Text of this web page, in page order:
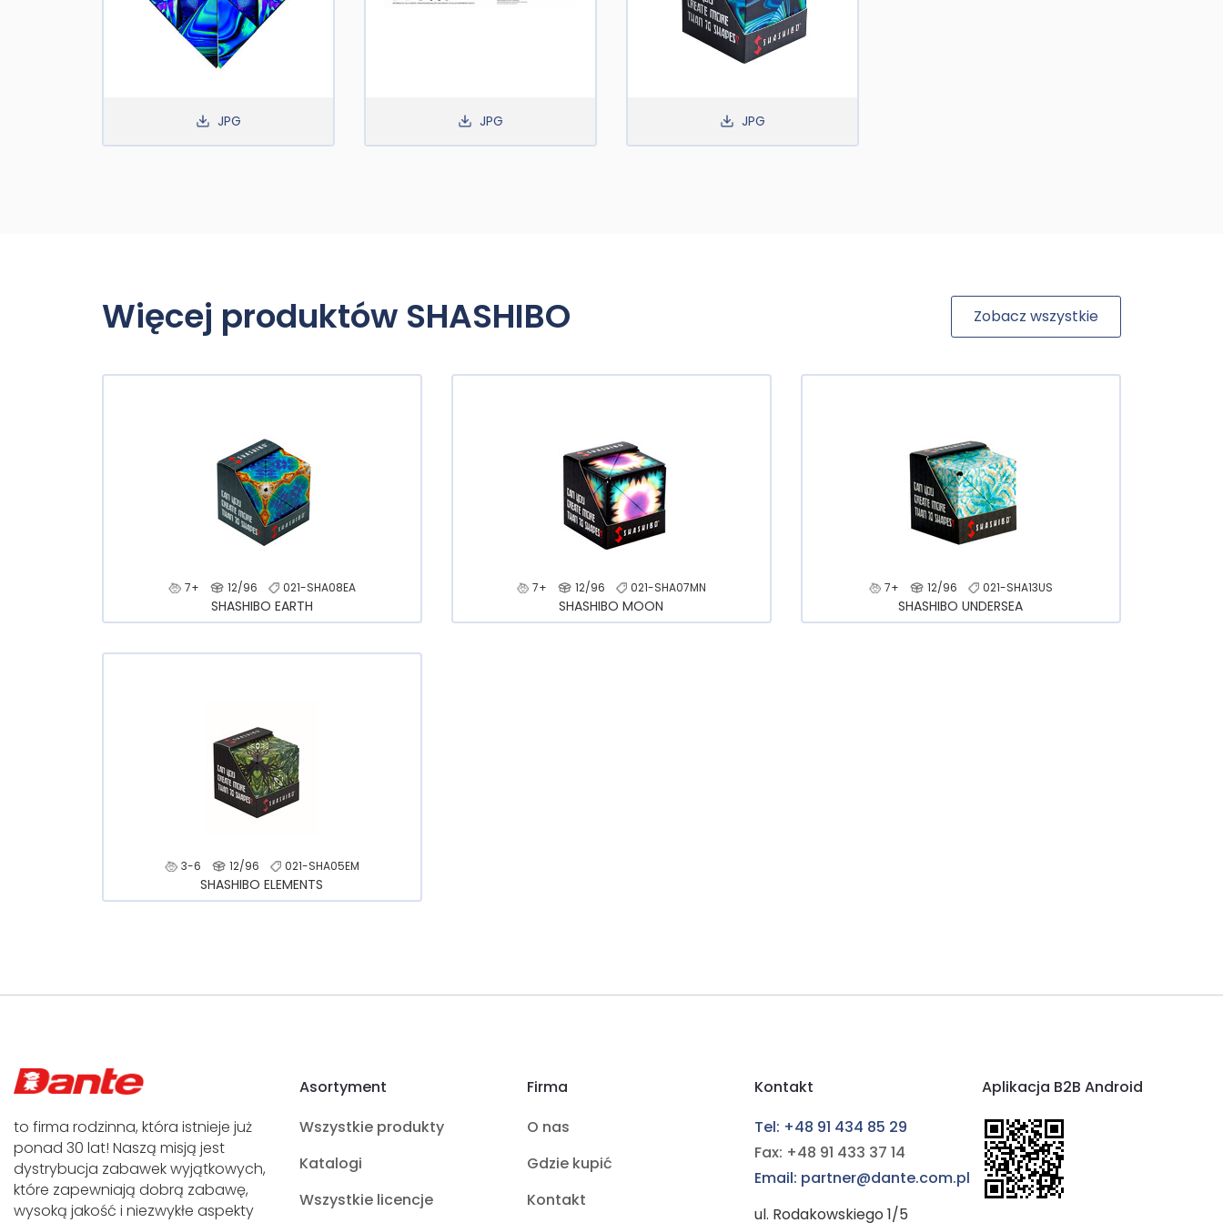
JPG JPG JPG
Więcej produktów SHASHIBO Zobacz wszystkie
7+ 12/96 021-SHA08EA
SHASHIBO EARTH
7+ 12/96 021-SHA07MN
SHASHIBO MOON
7+ 12/96 021-SHA13US
SHASHIBO UNDERSEA
3-6 12/96 021-SHA05EM
SHASHIBO ELEMENTS
to firma rodzinna, która istnieje już
ponad 30 lat! Naszą misją jest
dystrybucja zabawek wyjątkowych,
które zapewniają dobrą zabawę,
wysoką jakość i niezwykłe aspekty
Asortyment
Wszystkie produkty
Katalogi
Wszystkie licencje
Firma
O nas
Gdzie kupić
Kontakt
Kontakt
Tel: +48 91 434 85 29
Fax: +48 91 433 37 14
Email: partner@dante.com.pl
ul. Rodakowskiego 1/5
Aplikacja B2B Android